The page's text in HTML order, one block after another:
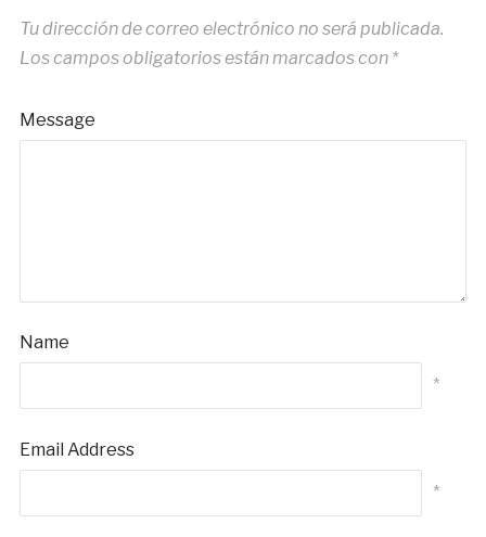
Tu dirección de correo electrónico no será publicada.
Los campos obligatorios están marcados con *
Message
Name
*
Email Address
*